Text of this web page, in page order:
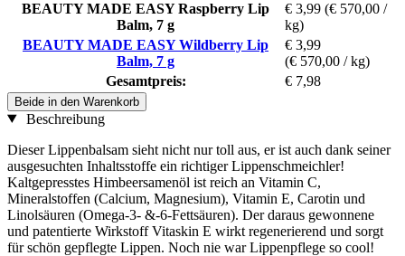
BEAUTY MADE EASY Raspberry Lip
Balm, 7 g
€ 3,99 (€ 570,00 /
kg)
BEAUTY MADE EASY Wildberry Lip
Balm, 7 g
€ 3,99
(€ 570,00 / kg)
Gesamtpreis:
€ 7,98
Beide in den Warenkorb
Beschreibung
Dieser Lippenbalsam sieht nicht nur toll aus, er ist auch dank seiner
ausgesuchten Inhaltsstoffe ein richtiger Lippenschmeichler!
Kaltgepresstes Himbeersamenöl ist reich an Vitamin C,
Mineralstoffen (Calcium, Magnesium), Vitamin E, Carotin und
Linolsäuren (Omega-3- &-6-Fettsäuren). Der daraus gewonnene
und patentierte Wirkstoff Vitaskin E wirkt regenerierend und sorgt
für schön gepflegte Lippen. Noch nie war Lippenpflege so cool!